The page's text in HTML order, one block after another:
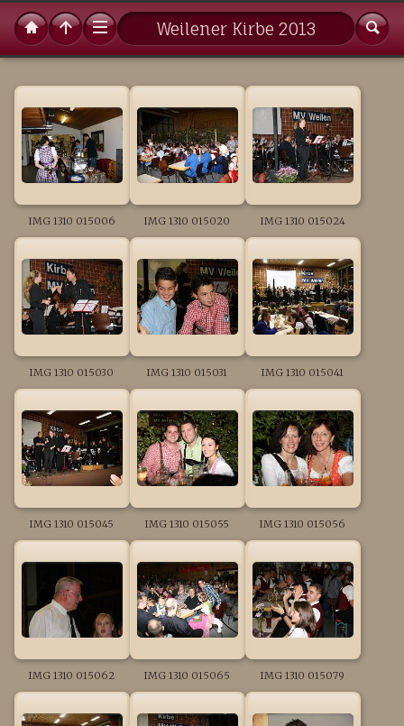
Weilener Kirbe 2013
IMG 1310 015006 IMG 1310 015020 IMG 1310 015024
IMG 1310 015030 IMG 1310 015031 IMG 1310 015041
IMG 1310 015045 IMG 1310 015055 IMG 1310 015056
IMG 1310 015062 IMG 1310 015065 IMG 1310 015079